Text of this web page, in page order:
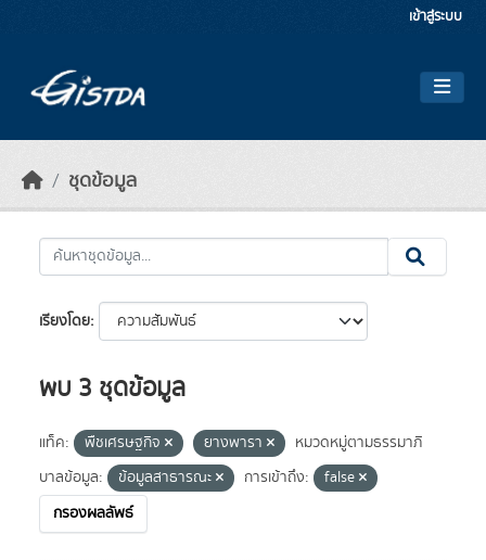
เข้าสู่ระบบ
ชุดข้อมูล
เรียงโดย
พบ 3 ชุดข้อมูล
แท็ค: พืชเศรษฐกิจ ยางพารา
หมวดหมู่ตามธรรมาภิ
บาลข้อมูล:
ข้อมูลสาธารณะ การเข้าถึง:
false
กรองผลลัพธ์